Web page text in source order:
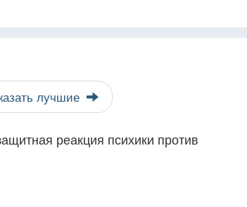
лучшие
реакция психики против